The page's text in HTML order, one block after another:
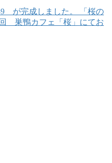
が完成しました。 「桜の
巣鴨カフェ「桜」にてお